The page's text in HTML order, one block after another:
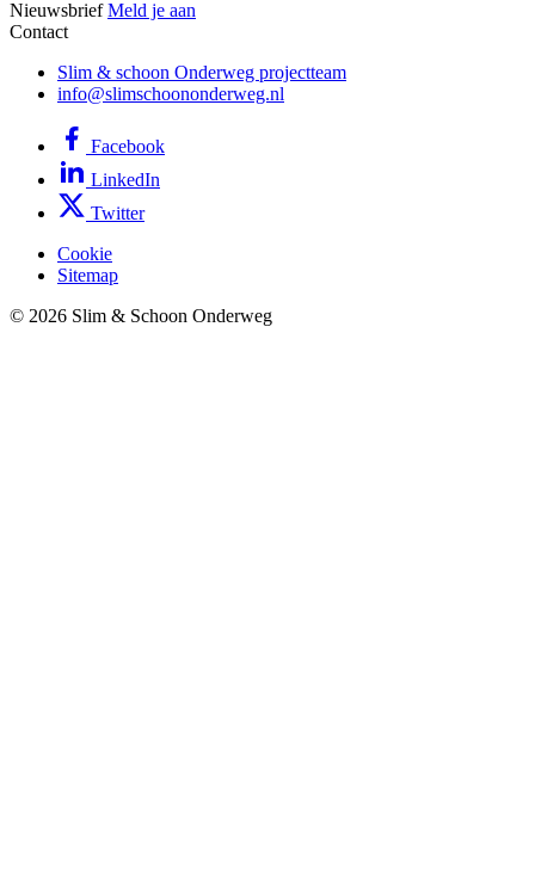
Nieuwsbrief Meld je aan
Contact
Slim & schoon Onderweg projectteam
info@slimschoononderweg.nl
Facebook
LinkedIn
Twitter
Cookie
Sitemap
© 2026 Slim & Schoon Onderweg